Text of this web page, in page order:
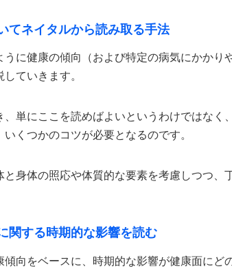
ネイタルから読み取る手法
に健康の傾向（および特定の病気にかかり
ていきます。
単にここを読めばよいというわけではなく
くつかのコツが必要となるのです。
身体の照応や体質的な要素を考慮しつつ、
する時期的な影響を読む
向をベースに、時期的な影響が健康面にど